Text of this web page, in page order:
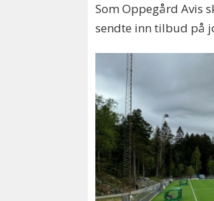
Som Oppegård Avis
sendte inn tilbud på